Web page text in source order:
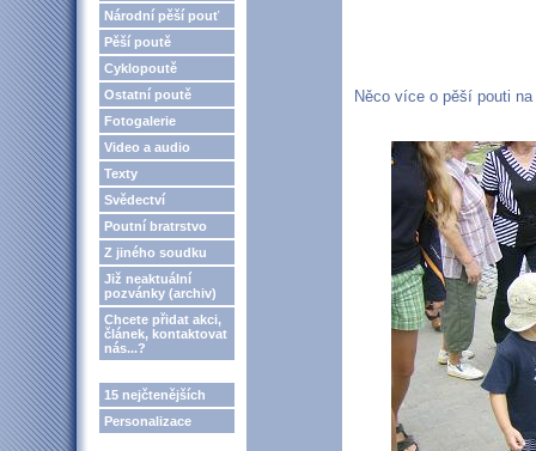
Národní pěší pouť
Pěší poutě
Cyklopoutě
Ostatní poutě
Fotogalerie
Video a audio
Texty
Svědectví
Poutní bratrstvo
Z jiného soudku
Již neaktuální
pozvánky (archiv)
Chcete přidat akci,
článek, kontaktovat
nás...?
15 nejčtenějších
Personalizace
Něco více o pěší pouti